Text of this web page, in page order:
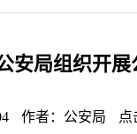
安局组织开
作者：公安局 点